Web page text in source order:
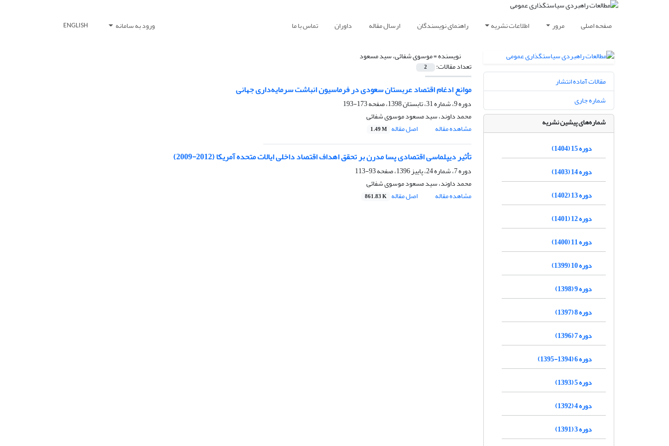
صفحه اصلی مرور اطلاعات نشریه راهنمای نویسندگان ارسال مقاله داوران تماس با ما ورود به سامانه ENGLISH
نویسنده =موسوی شفائی، سید مسعود
تعداد مقالات: 2
موانع ادغام اقتصاد عربستان سعودی در فرماسیون انباشت سرمایه‌داری جهانی
دوره 9، شماره 31، تابستان 1398، صفحه
173-193
محمد داوند، سید مسعود موسوی شفائی
مشاهده مقاله
اصل مقاله 1.49 M
تأثیر دیپلماسی اقتصادی پسا مدرن بر تحقق اهداف اقتصاد داخلی ایالات متحده آمریکا (2012-2009)
دوره 7، شماره 24، پاییز 1396، صفحه
93-113
محمد داوند، سید مسعود موسوی شفائی
مشاهده مقاله
اصل مقاله 861.83 K
مقالات آماده انتشار
شماره جاری
شماره‌های پیشین نشریه
دوره 15 (1404)
دوره 14 (1403)
دوره 13 (1402)
دوره 12 (1401)
دوره 11 (1400)
دوره 10 (1399)
دوره 9 (1398)
دوره 8 (1397)
دوره 7 (1396)
دوره 6 (1394-1395)
دوره 5 (1393)
دوره 4 (1392)
دوره 3 (1391)